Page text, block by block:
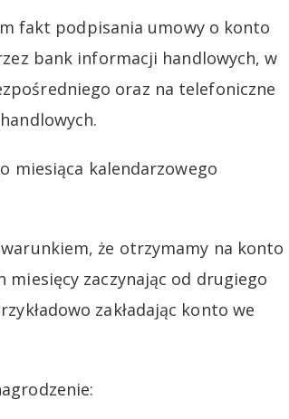
fakt podpisania umowy o konto
bank informacji handlowych, w
oraz na telefoniczne
miesiąca kalendarzowego
że otrzymamy na konto
miesięcy zaczynając od drugiego
zakładając konto we